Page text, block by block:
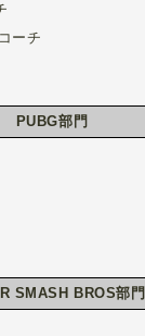
ーチ
PUBG部門
SMASH BROS部門